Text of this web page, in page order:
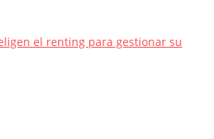
el renting para gestionar su